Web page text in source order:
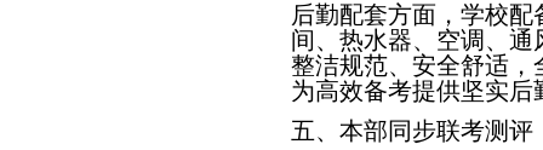
后勤配套方面，学校
间、热水器、空调、
整洁规范、安全舒适
为高效备考提供坚实后
五、本部同步联考测